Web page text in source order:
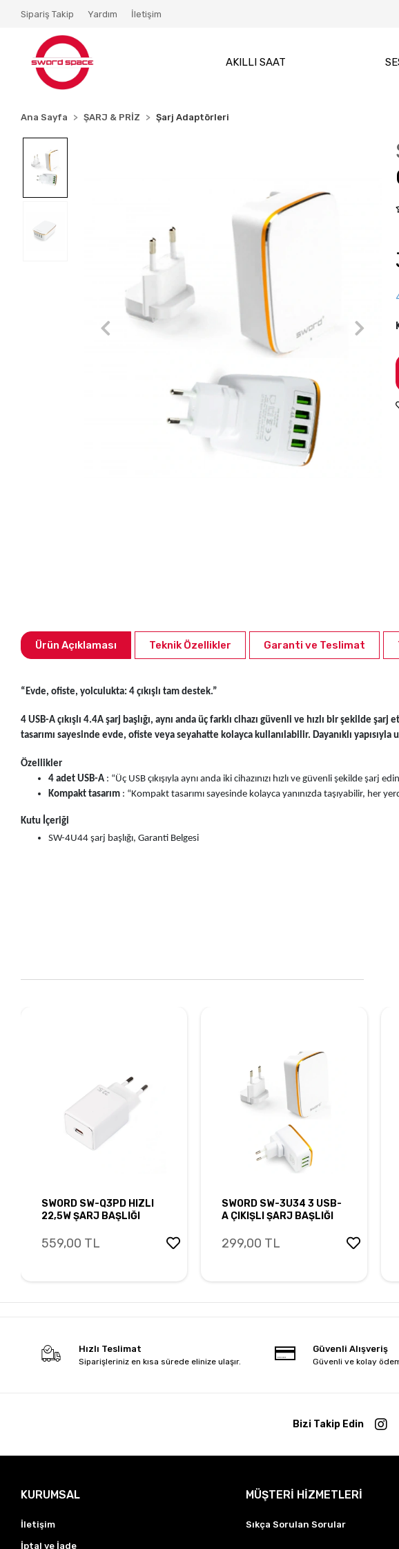
Sipariş Takip Yardım İletişim
AKILLI SAAT
Ana Sayfa ŞARJ & PRİZ Şarj Adaptörleri
Ürün Açıklaması Teknik Özellikler Garanti ve Teslimat
“Evde, ofiste, yolculukta: 4 çıkışlı tam destek.”
4 USB-A çıkışlı 4.4A şarj başlığı, aynı anda üç farklı cihazı güvenli ve hızlı bir şekilde
tasarımı sayesinde evde, ofiste veya seyahatte kolayca kullanılabilir. Dayanıklı
Özellikler
4 adet USB-A : “Üç USB çıkışıyla aynı anda iki cihazınızı hızlı ve güvenli şekilde şarj
Kompakt tasarım : “Kompakt tasarımı sayesinde kolayca yanınızda taşıyabilir, her
Kutu İçeriği
SW-4U44 şarj başlığı, Garanti Belgesi
SWORD SW-Q3PD HIZLI
22,5W ŞARJ BAŞLIĞI
559,00 TL
SWORD SW-3U34 3 USB-
A ÇIKIŞLI ŞARJ BAŞLIĞI
299,00 TL
Hızlı Teslimat
Siparişleriniz en kısa sürede elinize ulaşır.
Güvenli Alışveriş
Güvenli ve kolay
Bizi Takip Edin
KURUMSAL
İletişim
İptal ve İade
MÜŞTERİ HİZMETLERİ
Sıkça Sorulan Sorular